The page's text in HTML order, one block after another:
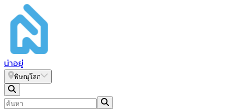
น่าอยู่
พิษณุโลก